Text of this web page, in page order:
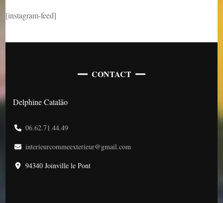
[instagram-feed]
CONTACT
Delphine Catalão
06.62.71.44.49
interieurcommeexterieur@gmail.com
94340 Joinville le Pont